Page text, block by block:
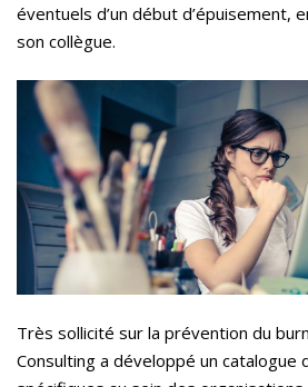
éventuels d’un début d’épuisement,
son collègue.
Très sollicité sur la prévention du
Consulting a développé un catalogue